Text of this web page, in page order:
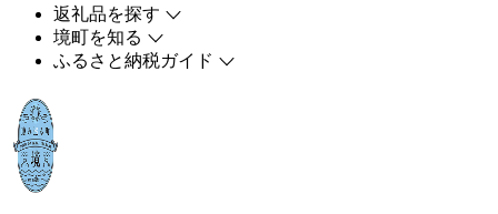
返礼品を探す
境町を知る
ふるさと納税ガイド